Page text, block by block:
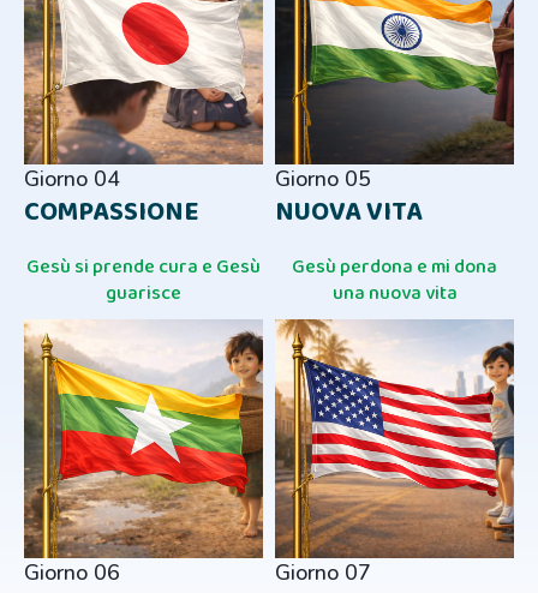
Giorno 04
COMPASSIONE
Gesù si prende cura e Gesù
guarisce
Giorno 05
NUOVA VITA
Gesù perdona e mi dona
una nuova vita
Giorno 06 Giorno 07